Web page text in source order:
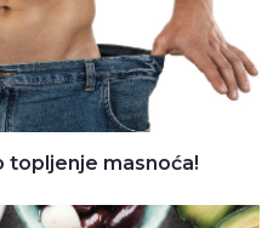
topljenje masnoća!